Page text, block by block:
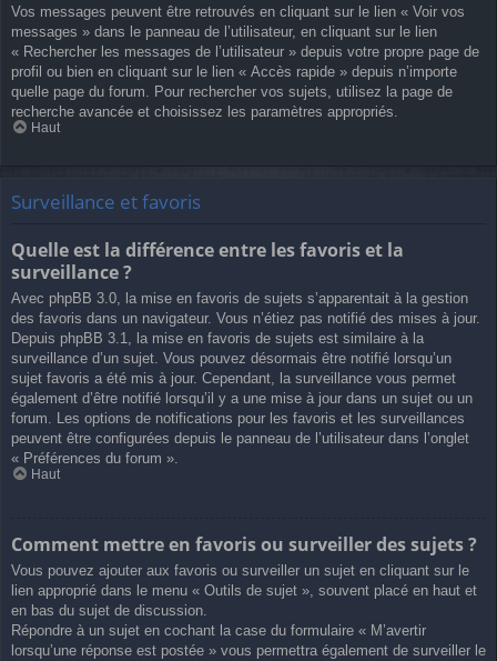
Vos messages peuvent être retrouvés en cliquant sur le lien « Voir vos
messages » dans le panneau de l’utilisateur, en cliquant sur le lien
« Rechercher les messages de l’utilisateur » depuis votre propre page de
profil ou bien en cliquant sur le lien « Accès rapide » depuis n’importe
quelle page du forum. Pour rechercher vos sujets, utilisez la page de
recherche avancée et choisissez les paramètres appropriés.
Haut
Surveillance et favoris
Quelle est la différence entre les favoris et la
surveillance ?
Avec phpBB 3.0, la mise en favoris de sujets s’apparentait à la gestion
des favoris dans un navigateur. Vous n’étiez pas notifié des mises à jour.
Depuis phpBB 3.1, la mise en favoris de sujets est similaire à la
surveillance d’un sujet. Vous pouvez désormais être notifié lorsqu’un
sujet favoris a été mis à jour. Cependant, la surveillance vous permet
également d’être notifié lorsqu’il y a une mise à jour dans un sujet ou un
forum. Les options de notifications pour les favoris et les surveillances
peuvent être configurées depuis le panneau de l’utilisateur dans l’onglet
« Préférences du forum ».
Haut
Comment mettre en favoris ou surveiller des sujets ?
Vous pouvez ajouter aux favoris ou surveiller un sujet en cliquant sur le
lien approprié dans le menu « Outils de sujet », souvent placé en haut et
en bas du sujet de discussion.
Répondre à un sujet en cochant la case du formulaire « M’avertir
lorsqu’une réponse est postée » vous permettra également de surveiller le